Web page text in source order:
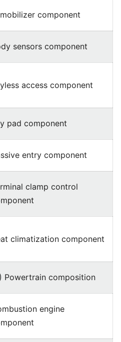
component
sensors component
access component
pad component
entry component
clamp control
climatization component
Powertrain composition
engine